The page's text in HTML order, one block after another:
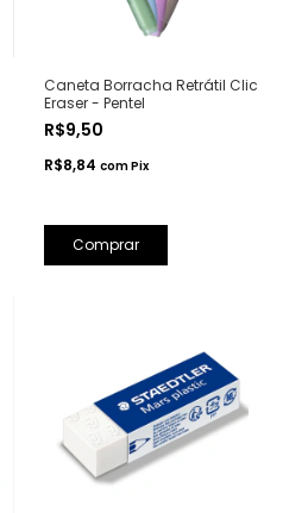
Caneta Borracha Retrátil Clic
Eraser - Pentel
R$9,50
R$8,84 comPix
Comprar